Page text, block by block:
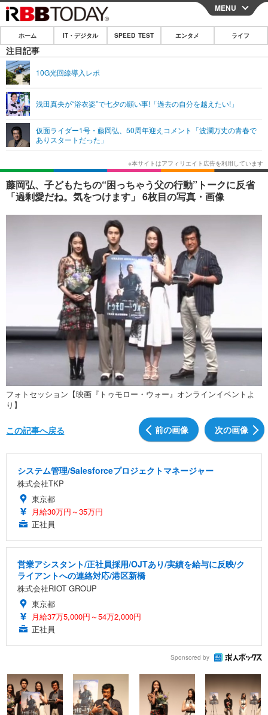
CLOSE
ホーム
IT・デジタル
ショッピング その他
SPEED TEST
エンタメ
エンタメTOP
韓国・芸能
音楽 スポーツ
ショッピング その他
ライフ
ライフTOP グルメ
ペット ショッピング
その他
リリース一覧
プッシュ通知の停止方法
MENU
ホーム IT・デジタル SPEED TEST エンタメ ライフ
注目記事
10G光回線導入レポ
浅田真央が“浴衣姿”で七夕の願い事!「過去の自分を越えたい!」
仮面ライダー1号・藤岡弘、50周年迎えコメント「波瀾万丈の青春で
ありスタートだった」
藤岡弘、子どもたちの“困っちゃう父の行動”トークに反省
「過剰愛だね。気をつけます」 6枚目の写真・画像
フォトセッション【映画『トゥモロー・ウォー』オンラインイベントよ
り】
前の画像 次の画像
この記事へ戻る
システム管理/Salesforceプロジェクトマネージャー
株式会社TKP
東京都
月給30万円～35万円
正社員
営業アシスタント/正社員採用/OJTあり/実績を給与に反映/ク
ライアントへの連絡対応/港区新橋
株式会社RIOT GROUP
東京都
月給37万5,000円～54万2,000円
正社員
Sponsored by